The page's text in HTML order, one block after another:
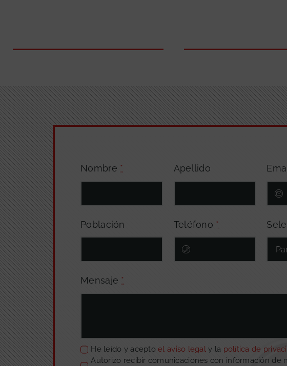
Nombre * Apellido
Población Teléfono *
Mensaje *
He leído y aceptoel aviso legaly la política de
Autorizo recibir comunicaciones con información de